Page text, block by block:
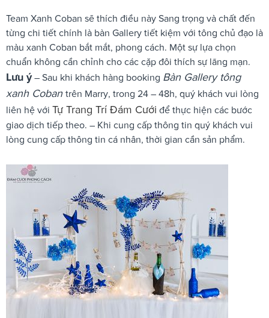
Team Xanh Coban sẽ thích điều này Sang trọng và chất đến
từng chi tiết chính là bàn Gallery tiết kiệm với tông chủ đạo là
màu xanh Coban bắt mắt, phong cách. Một sự lựa chọn
chuẩn không cần chỉnh cho các cặp đôi thích sự lãng mạn.
Lưu ý– Sau khi khách hàng booking Bàn Gallery tông
xanh Coban trên Marry, trong 24 – 48h, quý khách vui lòng
liên hệ với Tự Trang Trí Đám Cưới để thực hiện các bước
giao dịch tiếp theo. – Khi cung cấp thông tin quý khách vui
lòng cung cấp thông tin cá nhân, thời gian cần sản phẩm.